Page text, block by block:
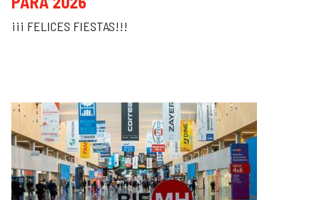
¡¡¡ FELICES FIESTAS!!!